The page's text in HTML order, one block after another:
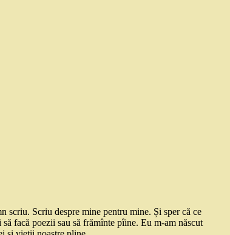
scriu. Scriu despre mine pentru mine. Și sper că ce
facă poezii sau să frămînte pîine. Eu m-am născut